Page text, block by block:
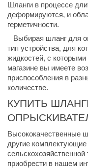
Шланги в процессе
деформируются, и
герметичности.
Выбирая шланг для
тип устройства, для
жидкостей, с
магазине вы имеете
приспособления в
количестве.
КУПИТЬ
Высококачественные
другие
приобрести в нашем